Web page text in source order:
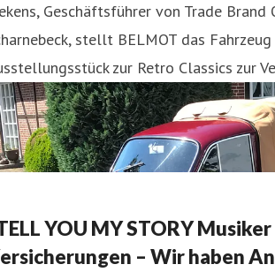
Geschäftsführer von Trade Brand
stellt BELMOT das
zur Retro Classics zur
YOU MY STORY
– Wir haben